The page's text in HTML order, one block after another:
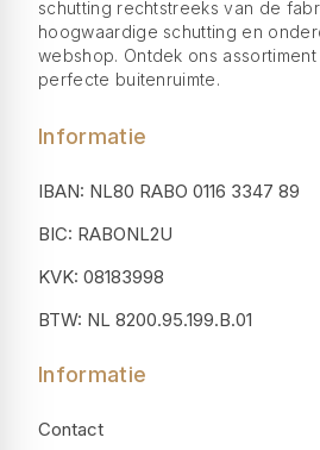
schutting rechtstreeks van de
hoogwaardige schutting en
webshop. Ontdek ons
perfecte buitenruimte.
Informatie
IBAN: NL80 RABO 0116 3347 89
BIC: RABONL2U
KVK: 08183998
BTW: NL 8200.95.199.B.01
Informatie
Contact